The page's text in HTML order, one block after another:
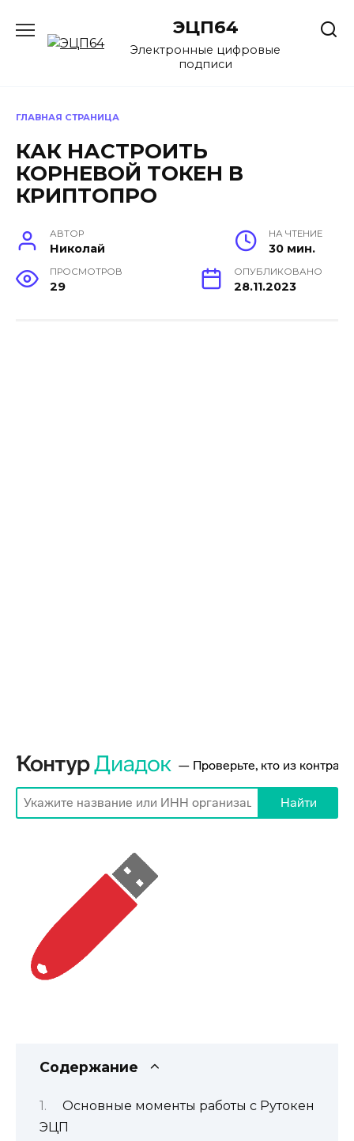
содержанию
ЭЦП64
Электронные цифровые
подписи
ГЛАВНАЯ СТРАНИЦА
КАК НАСТРОИТЬ
КОРНЕВОЙ ТОКЕН В
КРИПТОПРО
АВТОР
Николай
НА ЧТЕНИЕ
30 мин.
ПРОСМОТРОВ
29
ОПУБЛИКОВАНО
28.11.2023
Содержание
Основные моменты работы с Рутокен
ЭЦП